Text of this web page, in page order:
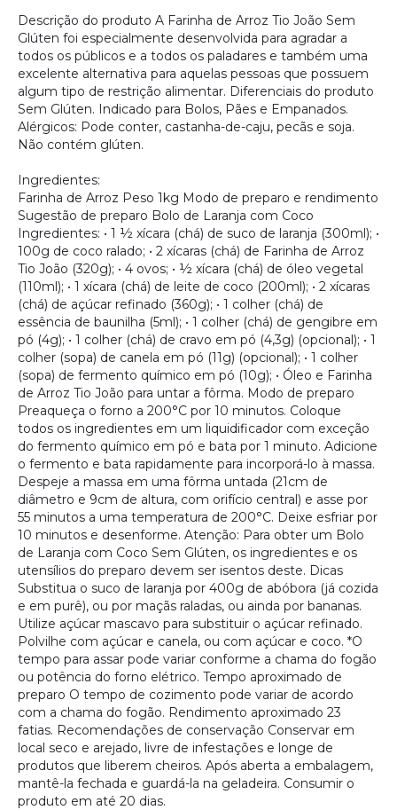
Descrição do produto A Farinha de Arroz Tio João Sem
Glúten foi especialmente desenvolvida para agradar a
todos os públicos e a todos os paladares e também uma
excelente alternativa para aquelas pessoas que possuem
algum tipo de restrição alimentar. Diferenciais do produto
Sem Glúten. Indicado para Bolos, Pães e Empanados.
Alérgicos: Pode conter, castanha-de-caju, pecãs e soja.
Não contém glúten.
Ingredientes:
Farinha de Arroz Peso 1kg Modo de preparo e rendimento
Sugestão de preparo Bolo de Laranja com Coco
Ingredientes: • 1 ½ xícara (chá) de suco de laranja (300ml); •
100g de coco ralado; • 2 xícaras (chá) de Farinha de Arroz
Tio João (320g); • 4 ovos; • ½ xícara (chá) de óleo vegetal
(110ml); • 1 xícara (chá) de leite de coco (200ml); • 2 xícaras
(chá) de açúcar refinado (360g); • 1 colher (chá) de
essência de baunilha (5ml); • 1 colher (chá) de gengibre em
pó (4g); • 1 colher (chá) de cravo em pó (4,3g) (opcional); • 1
colher (sopa) de canela em pó (11g) (opcional); • 1 colher
(sopa) de fermento químico em pó (10g); • Óleo e Farinha
de Arroz Tio João para untar a fôrma. Modo de preparo
Preaqueça o forno a 200°C por 10 minutos. Coloque
todos os ingredientes em um liquidificador com exceção
do fermento químico em pó e bata por 1 minuto. Adicione
o fermento e bata rapidamente para incorporá-lo à massa.
Despeje a massa em uma fôrma untada (21cm de
diâmetro e 9cm de altura, com orifício central) e asse por
55 minutos a uma temperatura de 200°C. Deixe esfriar por
10 minutos e desenforme. Atenção: Para obter um Bolo
de Laranja com Coco Sem Glúten, os ingredientes e os
utensílios do preparo devem ser isentos deste. Dicas
Substitua o suco de laranja por 400g de abóbora (já cozida
e em purê), ou por maçãs raladas, ou ainda por bananas.
Utilize açúcar mascavo para substituir o açúcar refinado.
Polvilhe com açúcar e canela, ou com açúcar e coco. *O
tempo para assar pode variar conforme a chama do fogão
ou potência do forno elétrico. Tempo aproximado de
preparo O tempo de cozimento pode variar de acordo
com a chama do fogão. Rendimento aproximado 23
fatias. Recomendações de conservação Conservar em
local seco e arejado, livre de infestações e longe de
produtos que liberem cheiros. Após aberta a embalagem,
mantê-la fechada e guardá-la na geladeira. Consumir o
produto em até 20 dias.